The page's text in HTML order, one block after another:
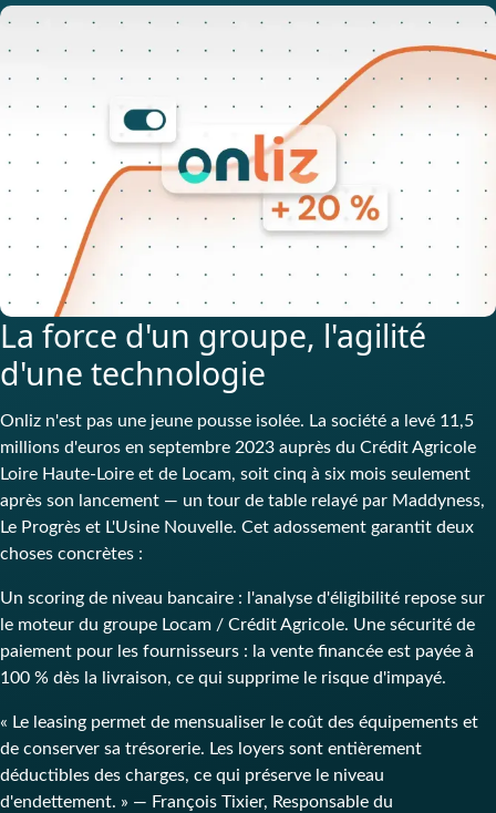
La force d'un groupe, l'agilité
d'une technologie
Onliz n'est pas une jeune pousse isolée. La société a levé 11,5
millions d'euros en septembre 2023 auprès du Crédit Agricole
Loire Haute-Loire et de Locam, soit cinq à six mois seulement
après son lancement — un tour de table relayé par Maddyness,
Le Progrès et L'Usine Nouvelle. Cet adossement garantit deux
choses concrètes :
Un scoring de niveau bancaire : l'analyse d'éligibilité repose sur
le moteur du groupe Locam / Crédit Agricole. Une sécurité de
paiement pour les fournisseurs : la vente financée est payée à
100 % dès la livraison, ce qui supprime le risque d'impayé.
« Le leasing permet de mensualiser le coût des équipements et
de conserver sa trésorerie. Les loyers sont entièrement
déductibles des charges, ce qui préserve le niveau
d'endettement. » — François Tixier, Responsable du